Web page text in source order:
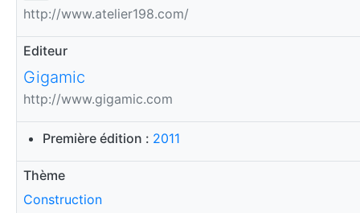
http://www.atelier198.com/
Editeur
Gigamic
http://www.gigamic.com
Première édition : 2011
Thème
Construction